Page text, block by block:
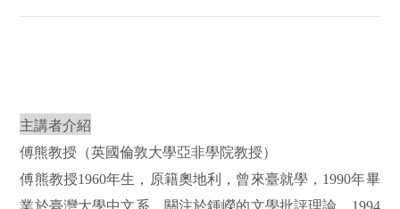
主講者介紹
傅熊教授（英國倫敦大學亞非學院教授）
傅熊教授1960年生，原籍奧地利，曾來臺就學，1990年畢